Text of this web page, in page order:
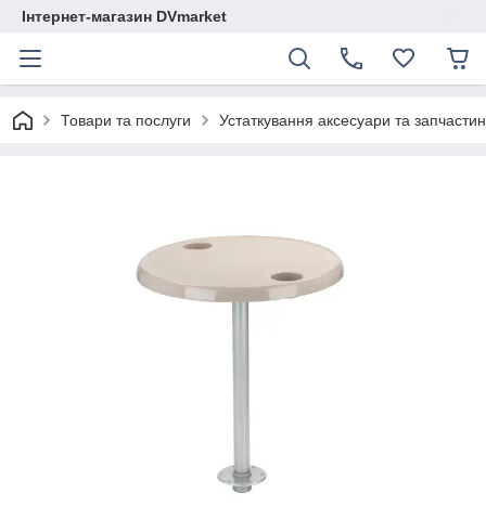
Інтернет-магазин DVmarket
Товари та послуги Устаткування аксесуари та